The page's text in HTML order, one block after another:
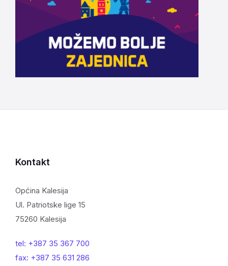
Kontakt
Općina Kalesija
Ul. Patriotske lige 15
75260 Kalesija
tel: +387 35 367 700
fax: +387 35 631 286